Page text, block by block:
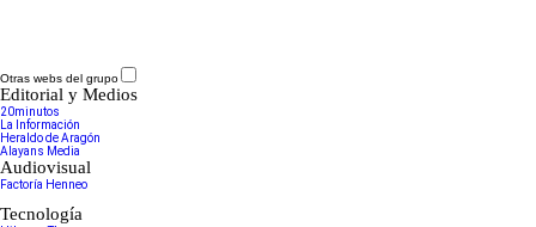
Otras webs del grupo
Editorial y Medios
20minutos
La Información
Heraldo de Aragón
Alayans Media
Audiovisual
Factoría Henneo
Tecnología